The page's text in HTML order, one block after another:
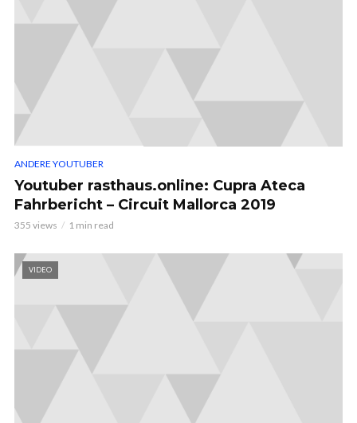
ANDERE YOUTUBER
Youtuber rasthaus.online: Cupra Ateca
Fahrbericht – Circuit Mallorca 2019
355 views 1 min read
VIDEO